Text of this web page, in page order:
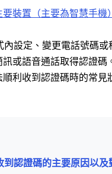
要裝置（主要為智慧手機）
內設定、變更電話號碼或
或語音通話取得認證碼
利收到認證碼時的常見
到認證碼的主要原因以及